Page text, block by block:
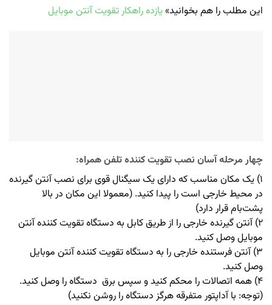
این مطلب را هم بخوانید»یازده راهکار تقویت آنتن موبایل
چهار مرحله آسان نصب تقویت کننده تلفن همراه:
۱) یک مکان مناسب که دارای یک سیگنال قوی برای نصب آنتن گیرنده
در محیط خارجی است را پیدا کنید. (معمولا این مکان در بالا
پشت‌بام قرار دارد)
۲) آنتن گیرنده خارجی را از طریق کابل به دستگاه تقویت کننده آنتن
موبایل وصل کنید.
۳) آنتن فرستنده خارجی را به دستگاه تقویت کننده آنتن موبایل
وصل کنید.
۴) همه اتصالات را محکم کنید و سپس برق دستگاه را وصل کنید.
(توجه: با آداپتور متفرقه هرگز دستگاه را روشن نکنید)